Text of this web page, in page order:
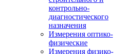
контрольно-
диагностического
назначения
Измерения оптико-
физические
Измерения физико-